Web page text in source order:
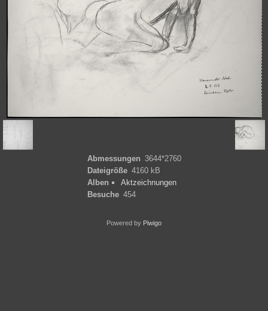
Abmessungen 3644*2760
Dateigröße 4160 kB
Alben
Aktzeichnungen
Besuche 454
Powered by Piwigo